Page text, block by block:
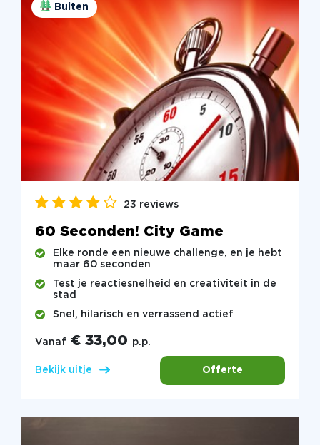
Buiten
23 reviews
60 Seconden! City Game
Elke ronde een nieuwe challenge, en je hebt
maar 60 seconden
Test je reactiesnelheid en creativiteit in de
stad
Snel, hilarisch en verrassend actief
Vanaf € 33,00 p.p.
Bekijk uitje Offerte